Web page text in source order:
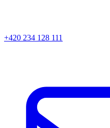
+420 234 128 111